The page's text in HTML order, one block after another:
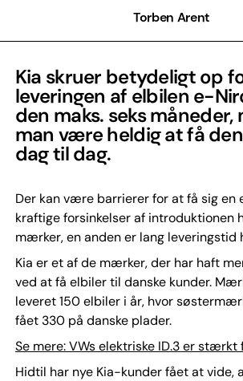
Torben Arent
Kia skruer betydeligt op
leveringen af elbilen e-
den maks. seks måneder,
man være heldig at få
dag til dag.
Der kan være barrierer for at få sig en
kraftige forsinkelser af introduktionen
mærker, en anden er lang leveringstid
Kia er et af de mærker, der har haft
ved at få elbiler til danske kunder.
leveret 150 elbiler i år, hvor
fået 330 på danske plader.
Se mere: VWs elektriske ID.3 er stærkt
Hidtil har nye Kia-kunder fået at vide,